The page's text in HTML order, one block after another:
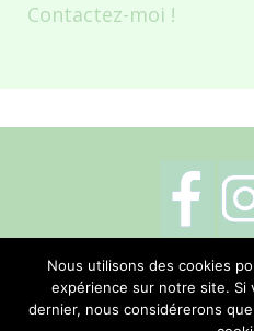
Contactez-moi !
Mentions légales-
Me
Nous utilisons des cookies
expérience sur notre site. Si
dernier, nous considérerons